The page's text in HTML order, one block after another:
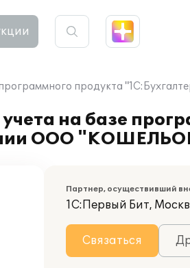
программного продукта
на базе
ООО
Партнер, осуществивший
1С:Первый Бит,
Связаться